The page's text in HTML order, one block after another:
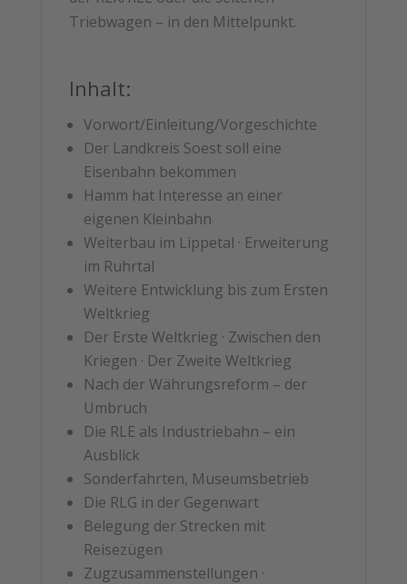
Triebwagen – in den Mittelpunkt.
Inhalt:
Vorwort/Einleitung/Vorgeschichte
Der Landkreis Soest soll eine
Eisenbahn bekommen
Hamm hat Interesse an einer
eigenen Kleinbahn
Weiterbau im Lippetal · Erweiterung
im Ruhrtal
Weitere Entwicklung bis zum Ersten
Weltkrieg
Der Erste Weltkrieg · Zwischen den
Kriegen · Der Zweite Weltkrieg
Nach der Währungsreform – der
Umbruch
Die RLE als Industriebahn – ein
Ausblick
Sonderfahrten, Museumsbetrieb
Die RLG in der Gegenwart
Belegung der Strecken mit
Reisezügen
Zugzusammenstellungen ·